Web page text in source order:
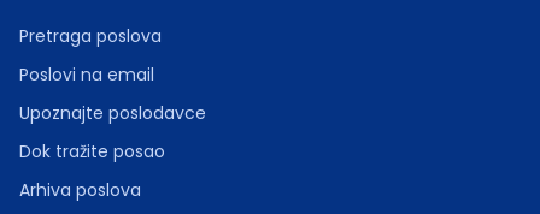
Pretraga poslova
Poslovi na email
Upoznajte poslodavce
Dok tražite posao
Arhiva poslova